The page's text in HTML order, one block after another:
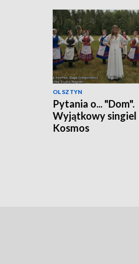
OLSZTYN
Pytania o... "Dom".
Wyjątkowy singiel
Kosmos